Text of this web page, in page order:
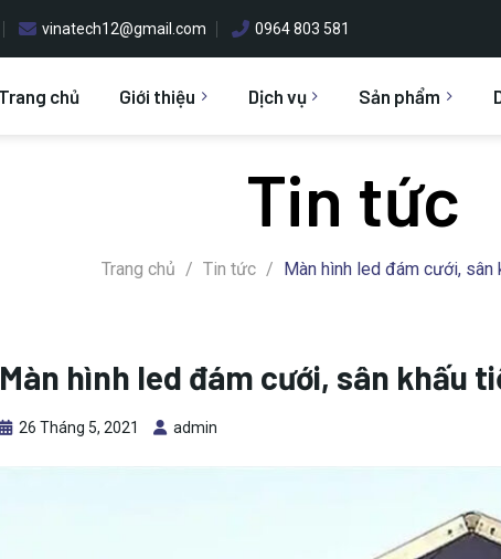
vinatech12@gmail.com 0964 803 581
Trang chủ Giới thiệu Dịch vụ Sản phẩm
Tin tức
Trang chủ / Tin tức / Màn hình led đám cưới, sân
Màn hình led đám cưới, sân khấu
26 Tháng 5, 2021 admin